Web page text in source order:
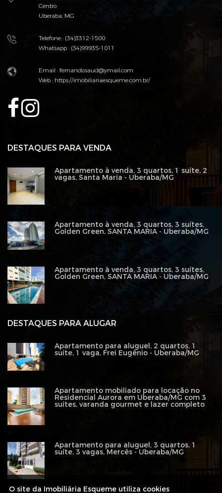
Centro
Uberaba, MG
Telefone : (34)3312-1500
Whatsapp : (34)99935-1011
Email :fernandosaud@ymail.com
Web :https://imobiliariaesqueme.com.br/
DESTAQUES PARA ALUGAR
Apartamento para aluguel, 2 quartos, 1
suíte, 1 vaga, Frei Eugênio - Uberaba/MG
Apartamento mobiliado para locação no
Residencial Aurora em Uberaba/MG com 3
suítes, varanda gourmet e lazer completo
Apartamento para aluguel, 3 quartos, 1
suíte, 3 vagas, Mercês - Uberaba/MG
DESTAQUES PARA VENDA
Apartamento à venda, 3 quartos, 1 suíte, 2
vagas, Santa Maria - Uberaba/MG
Apartamento à venda, 3 quartos, 3 suítes,
Golden Green, SANTA MARIA - Uberaba/MG
Apartamento à venda, 3 quartos, 3 suítes,
Golden Green, SANTA MARIA - Uberaba/MG
O site da Imobiliária Esqueme utiliza cookies